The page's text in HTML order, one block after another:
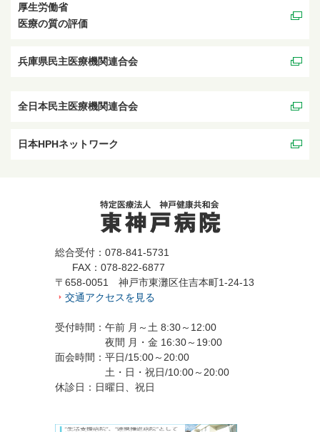
厚生労働省
医療の質の評価
兵庫県民主医療機関連合会
全日本民主医療機関連合会
日本HPHネットワーク
総合受付：078-841-5731
FAX：078-822-6877
〒658-0051 神戸市東灘区住吉本町1-24-13
交通アクセスを見る
受付時間：午前 月～土 8:30～12:00
夜間 月・金 16:30～19:00
面会時間：平日/15:00～20:00
土・日・祝日/10:00～20:00
休診日：日曜日、祝日